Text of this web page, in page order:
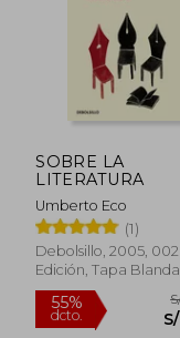
SOBRE LA
LITERATURA
Umberto Eco
(1)
Debolsillo, 2005, 002
Edición, Tapa Blanda,
Nuevo